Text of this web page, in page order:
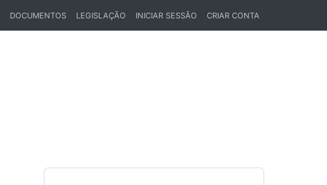
DOCUMENTOS LEGISLAÇÃO INICIAR SESSÃO CRIAR CONTA